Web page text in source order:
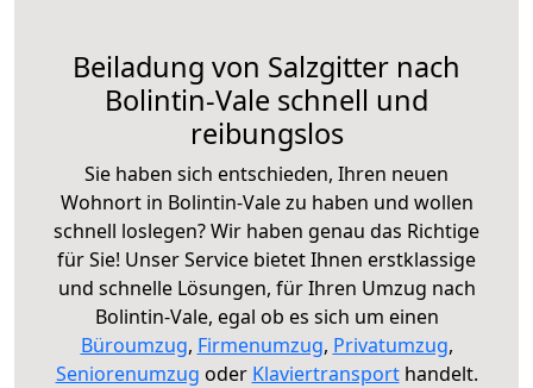
Beiladung von Salzgitter nach
Bolintin-Vale schnell und
reibungslos
Sie haben sich entschieden, Ihren neuen
Wohnort in Bolintin-Vale zu haben und wollen
schnell loslegen? Wir haben genau das Richtige
für Sie! Unser Service bietet Ihnen erstklassige
und schnelle Lösungen, für Ihren Umzug nach
Bolintin-Vale, egal ob es sich um einen
Büroumzug, Firmenumzug, Privatumzug,
Seniorenumzug oder Klaviertransporthandelt.